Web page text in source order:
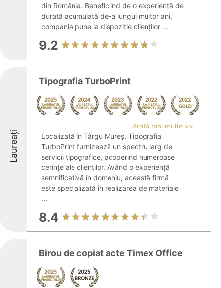
din România. Beneficiind de o experiență de
durată acumulată de-a lungul multor ani,
compania pune la dispoziție clienților ...
9.2
Laureați
Tipografia TurboPrint
Arată mai multe >>
Localizată în Târgu Mureș, Tipografia
TurboPrint furnizează un spectru larg de
servicii tipografice, acoperind numeroase
cerințe ale clienților. Având o experiență
semnificativă în domeniu, această firmă
este specializată în realizarea de materiale
...
8.4
Birou de copiat acte Timex Office